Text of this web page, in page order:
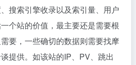
搜索引擎收录以及索引量、用户
个站的价值，最主要还是需要根
要，一些确切的数据则需要找摩
提供。如该站的IP、PV、跳出